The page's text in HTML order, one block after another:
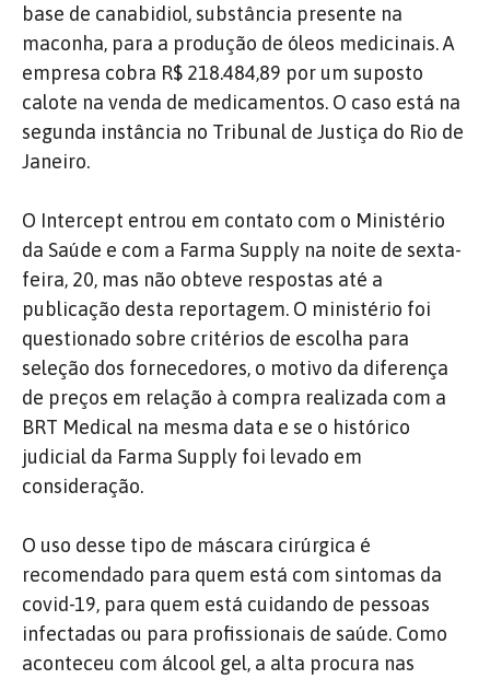
base de canabidiol, substância presente na
maconha, para a produção de óleos medicinais. A
empresa cobra R$ 218.484,89 por um suposto
calote na venda de medicamentos. O caso está na
segunda instância no Tribunal de Justiça do Rio de
Janeiro.
O Intercept entrou em contato com o Ministério
da Saúde e com a Farma Supply na noite de sexta-
feira, 20, mas não obteve respostas até a
publicação desta reportagem. O ministério foi
questionado sobre critérios de escolha para
seleção dos fornecedores, o motivo da diferença
de preços em relação à compra realizada com a
BRT Medical na mesma data e se o histórico
judicial da Farma Supply foi levado em
consideração.
O uso desse tipo de máscara cirúrgica é
recomendado para quem está com sintomas da
covid-19, para quem está cuidando de pessoas
infectadas ou para profissionais de saúde. Como
aconteceu com álcool gel, a alta procura nas